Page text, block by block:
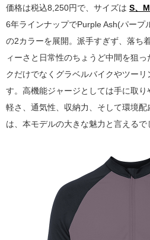
価格は税込8,250円で、サイズは S、
6年ラインナップでPurple Ash(パープ
の2カラーを展開。派手すぎず、落ち
ィーさと日常性のちょうど中間を狙
クだけでなくグラベルバイクやツー
す。高機能ジャージとしては手に取り
軽さ、通気性、収納力、そして環境
は、本モデルの大きな魅力と言えるで